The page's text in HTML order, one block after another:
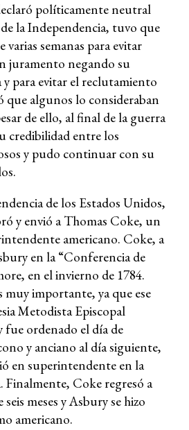
políticamente neutral
la Independencia, tuvo que
varias semanas para evitar
juramento negando su
para evitar el reclutamiento
que algunos lo consideraban
de ello, al final de la guerra
credibilidad entre los
y pudo continuar con su
de los Estados Unidos,
y envió a Thomas Coke, un
americano. Coke, a
en la “Conferencia de
en el invierno de 1784.
muy importante, ya que ese
Metodista Episcopal
ordenado el día de
y anciano al día siguiente,
en superintendente en la
Finalmente, Coke regresó a
meses y Asbury se hizo
americano.